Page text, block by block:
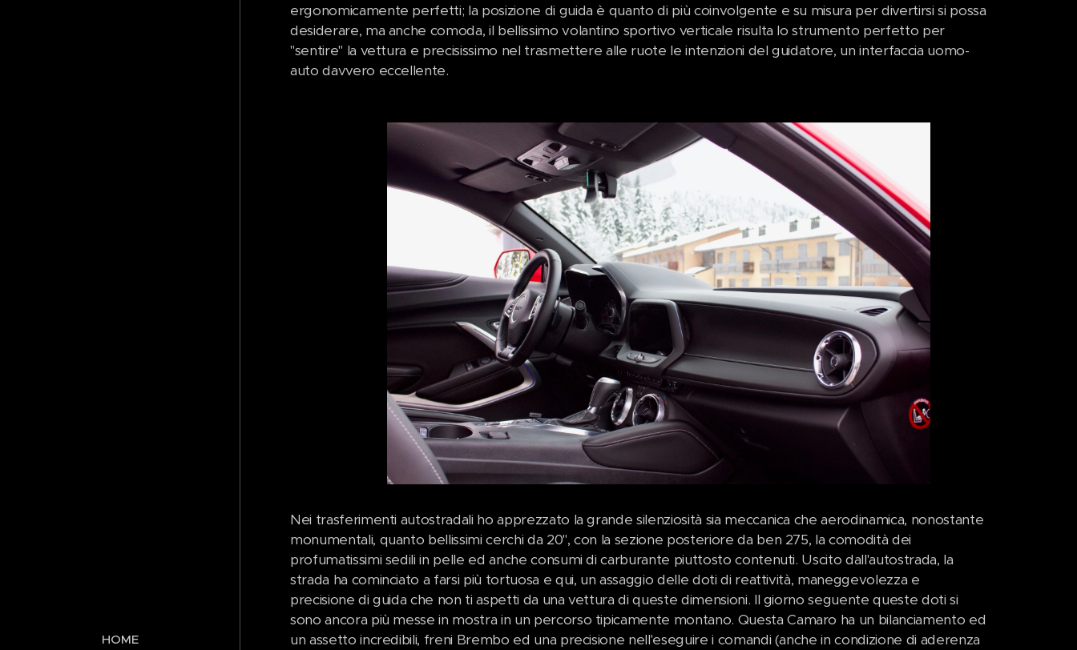
HOME
ergonomicamente perfetti; la posizione di guida è quanto di più coinvolgente e su misura per divertirsi si possa
desiderare, ma anche comoda, il bellissimo volantino sportivo verticale risulta lo strumento perfetto per
"sentire" la vettura e precisissimo nel trasmettere alle ruote le intenzioni del guidatore, un interfaccia uomo-
auto davvero eccellente.
Nei trasferimenti autostradali ho apprezzato la grande silenziosità sia meccanica che aerodinamica, nonostante
monumentali, quanto bellissimi cerchi da 20", con la sezione posteriore da ben 275, la comodità dei
profumatissimi sedili in pelle ed anche consumi di carburante piuttosto contenuti. Uscito dall'autostrada, la
strada ha cominciato a farsi più tortuosa e qui, un assaggio delle doti di reattività, maneggevolezza e
precisione di guida che non ti aspetti da una vettura di queste dimensioni. Il giorno seguente queste doti si
sono ancora più messe in mostra in un percorso tipicamente montano. Questa Camaro ha un bilanciamento ed
un assetto incredibili, freni Brembo ed una precisione nell'eseguire i comandi (anche in condizione di aderenza